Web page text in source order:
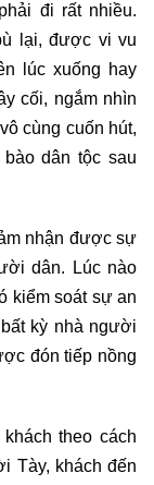
đi rất nhiều.
lại, được vi vu
lúc xuống hay
cối, ngắm nhìn
cùng cuốn hút,
dân tộc sau
nhận được sự
dân. Lúc nào
kiểm soát sự an
kỳ nhà người
đón tiếp nồng
theo cách
Tày, khách đến